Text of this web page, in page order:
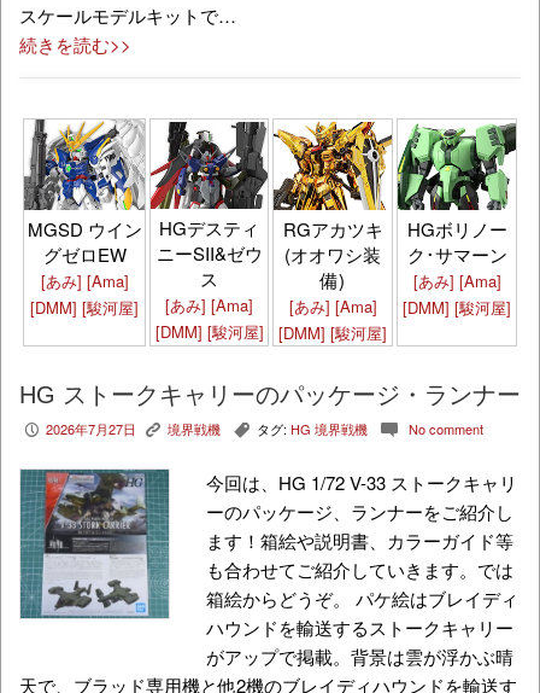
スケールモデルキットで…
続きを読む>>
MGSD ウイン
グゼロEW
[あみ] [Ama]
[DMM] [駿河屋]
HGデスティ
ニーSII&ゼウ
ス
[あみ] [Ama]
[DMM] [駿河屋]
RGアカツキ
(オオワシ装
備)
[あみ] [Ama]
[DMM] [駿河屋]
HGボリノー
ク･サマーン
[あみ] [Ama]
[DMM] [駿河屋]
HG ストークキャリーのパッケージ・ランナー
P 2026年7月27日 K 境界戦機 , タグ: HG 境界戦機 c No comment
今回は、HG 1/72 V-33 ストークキャリ
ーのパッケージ、ランナーをご紹介し
ます！箱絵や説明書、カラーガイド等
も合わせてご紹介していきます。では
箱絵からどうぞ。 パケ絵はブレイディ
ハウンドを輸送するストークキャリー
がアップで掲載。背景は雲が浮かぶ晴
天で、ブラッド専用機と他2機のブレイディハウンドを輸送す